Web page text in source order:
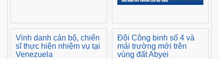
Vinh danh cán bộ, chiến
sĩ thực hiện nhiệm vụ tại
Venezuela
Đội Công binh số 4 và
mái trường mới trên
vùng đất Abyei